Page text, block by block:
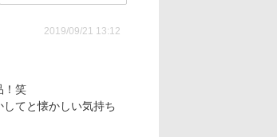
2019/09/21 13:12
！笑
てと懐かしい気持ち